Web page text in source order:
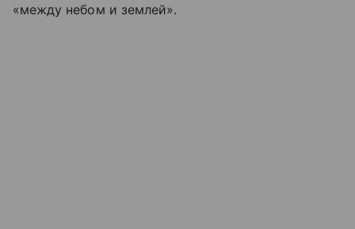
«между небом и землей».